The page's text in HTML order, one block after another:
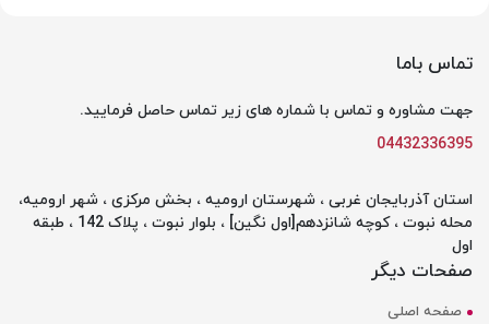
تماس باما
جهت مشاوره و تماس با شماره های زیر تماس حاصل فرمایید.
04432336395
استان آذربایجان غربی ، شهرستان ارومیه ، بخش مرکزی ، شهر ارومیه،
محله نبوت ، کوچه شانزدهم[اول نگین] ، بلوار نبوت ، پلاک 142 ، طبقه
اول
صفحات دیگر
صفحه اصلی